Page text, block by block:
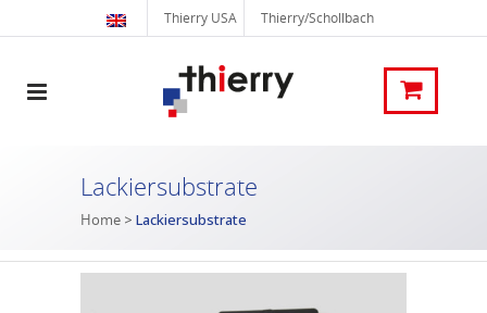
Thierry USA Thierry/Schollbach
Lackiersubstrate
Home > Lackiersubstrate